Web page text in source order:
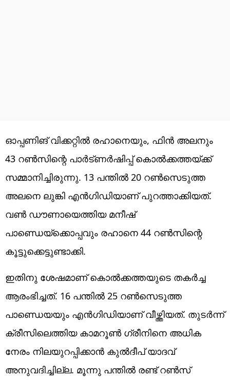
ഓപ്പണിങ് വിക്കറ്റില്‍ രഹാനെയും, ഫിന്‍ അലനും
43 റണ്‍സിന്റെ പാര്‍ട്ണര്‍ഷിപ്പ് കൊല്‍ക്കത്തയ്ക്ക്
സമ്മാനിച്ചിരുന്നു. 13 പന്തില്‍ 20 റണ്‍സെടുത്ത
അലനെ ലുങ്കി എന്‍ഗിഡിയാണ് പുറത്താക്കിയത്.
വണ്‍ ഡൗണായെത്തിയ മനീഷ്
പാണ്ഡെയ്‌ക്കൊപ്പവും രഹാനെ 44 റണ്‍സിന്റെ
കൂട്ടുക്കെട്ടുണ്ടാക്കി.
ഇതിനു ശേഷമാണ് കൊല്‍ക്കത്തയുടെ തകര്‍ച്ച
ആരംഭിച്ചത്. 16 പന്തില്‍ 25 റണ്‍സെടുത്ത
പാണ്ഡെയയും എന്‍ഗിഡിയാണ് വീഴ്ത്തിയത്. തുടര്‍ന്ന്
ക്രീസിലെത്തിയ കാമറൂണ്‍ ഗ്രീനിനെ അധിക
നേരം നിലയുറപ്പിക്കാന്‍ കുല്‍ദീപ് യാദവ്
അനുവദിച്ചില്ല. മൂന്നു പന്തില്‍ രണ്ട് റണ്‍സ്